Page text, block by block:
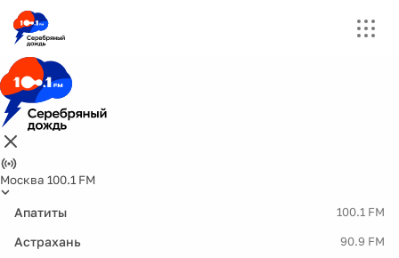
Москва 100.1 FM
Апатиты 100.1 FM
Астрахань 90.9 FM